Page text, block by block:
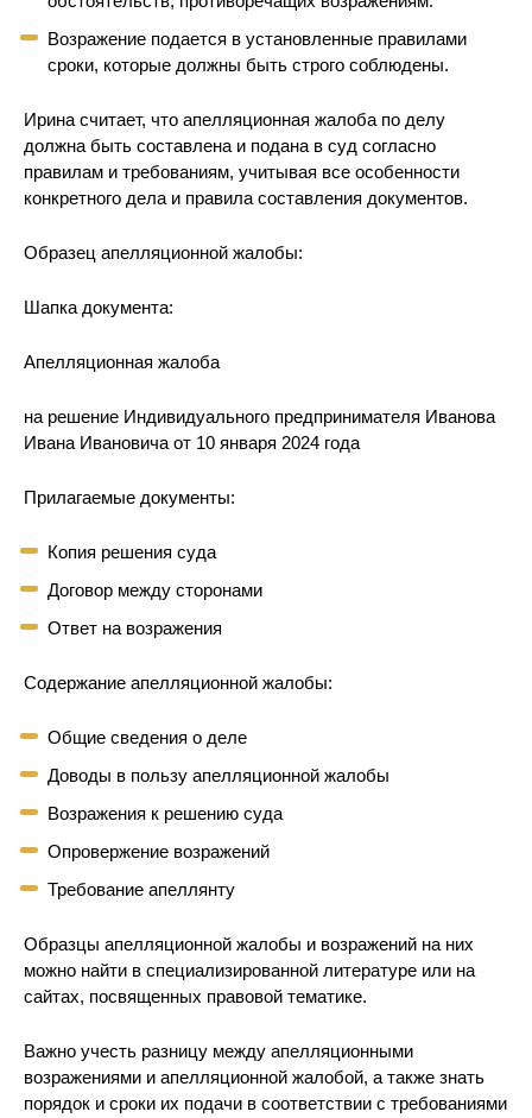
Возражение подается в установленные правилами
сроки, которые должны быть строго соблюдены.
Ирина считает, что апелляционная жалоба по делу
должна быть составлена и подана в суд согласно
правилам и требованиям, учитывая все особенности
конкретного дела и правила составления документов.
Образец апелляционной жалобы:
Шапка документа:
Апелляционная жалоба
на решение Индивидуального предпринимателя Иванова
Ивана Ивановича от 10 января 2024 года
Прилагаемые документы:
Копия решения суда
Договор между сторонами
Ответ на возражения
Содержание апелляционной жалобы:
Общие сведения о деле
Доводы в пользу апелляционной жалобы
Возражения к решению суда
Опровержение возражений
Требование апеллянту
Образцы апелляционной жалобы и возражений на них
можно найти в специализированной литературе или на
сайтах, посвященных правовой тематике.
Важно учесть разницу между апелляционными
возражениями и апелляционной жалобой, а также знать
порядок и сроки их подачи в соответствии с требованиями